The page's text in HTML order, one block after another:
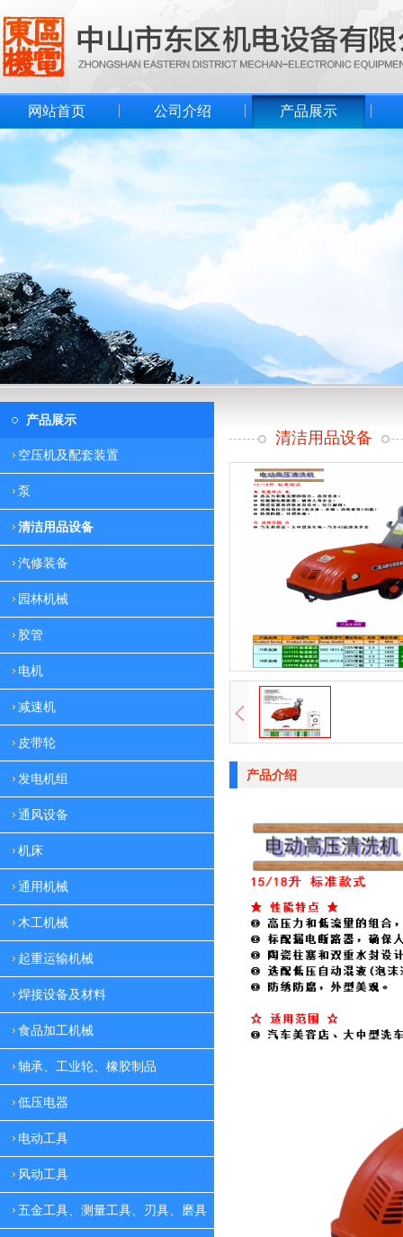
网站首页 公司介绍 产品展示
产品展示
空压机及配套装置
泵
清洁用品设备
汽修装备
园林机械
胶管
电机
减速机
皮带轮
发电机组
通风设备
机床
通用机械
木工机械
起重运输机械
焊接设备及材料
食品加工机械
轴承、工业轮、橡胶制品
低压电器
电动工具
风动工具
五金工具、测量工具、刃具、磨具
清洁用品设备
产品介绍